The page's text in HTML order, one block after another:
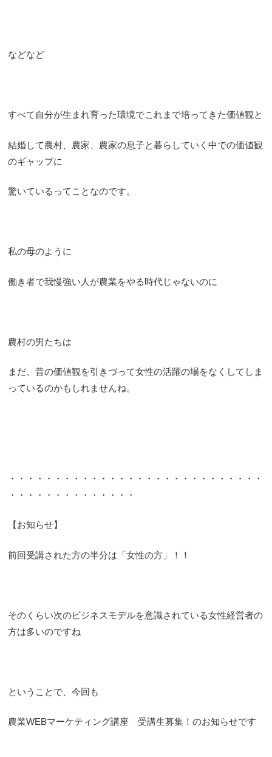
などなど
すべて自分が生まれ育った環境でこれまで培ってきた価値観と
結婚して農村、農家、農家の息子と暮らしていく中での価値観
のギャップに
驚いているってことなのです。
私の母のように
働き者で我慢強い人が農業をやる時代じゃないのに
農村の男たちは
まだ、昔の価値観を引きづって女性の活躍の場をなくしてしま
っているのかもしれませんね。
・・・・・・・・・・・・・・・・・・・・・・・・・・・・
・・・・・・・・・・・・・・
【お知らせ】
前回受講された方の半分は「女性の方」！！
そのくらい次のビジネスモデルを意識されている女性経営者の
方は多いのですね
ということで、今回も
農業WEBマーケティング講座 受講生募集！のお知らせです